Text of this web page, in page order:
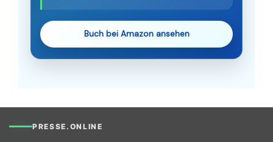
Buch bei Amazon ansehen
PRESSE.ONLINE